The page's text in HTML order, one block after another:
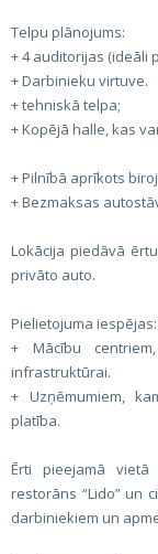
Telpu plānojums:
+ 4 auditorijas (ideāli
+ Darbinieku virtuve.
+ tehniskā telpa;
+ Kopējā halle, kas
+ Pilnībā aprīkots
+ Bezmaksas
Lokācija piedāvā
privāto auto.
Pielietojuma iespējas:
+ Mācību
infrastruktūrai.
+ Uzņēmumiem,
platība.
Ērti pieejamā
restorāns “Lido” un
darbiniekiem un